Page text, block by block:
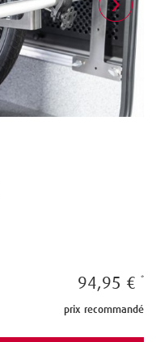
94,95 €
prix recommandé